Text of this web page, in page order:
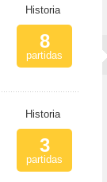
Historia
8
partidas
Historia
3
partidas